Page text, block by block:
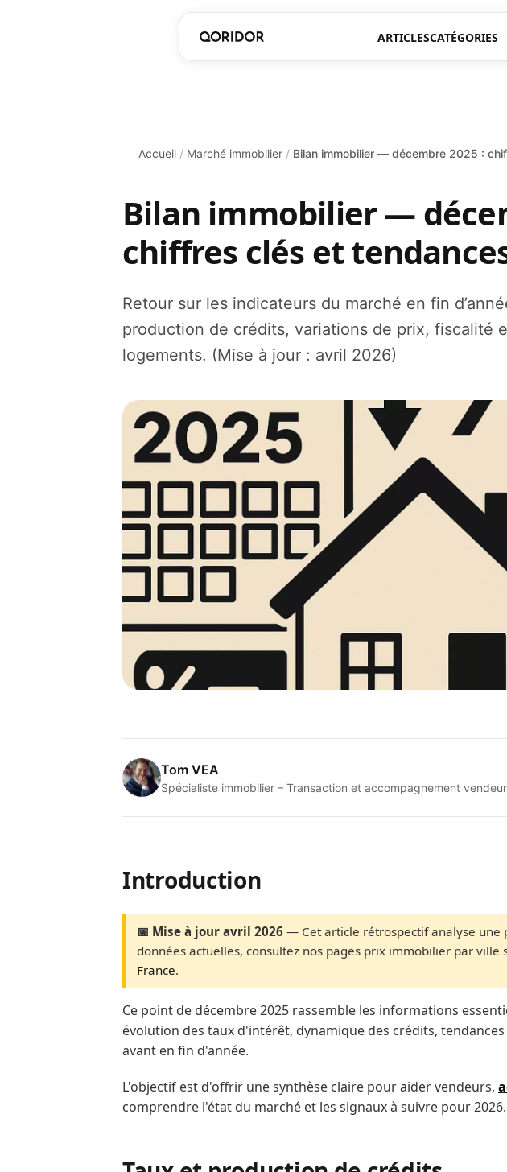
ARTICLESCATÉGORIES
Accueil / Marché immobilier / Bilan immobilier — décembre 2025 :
Bilan immobilier —
chiffres clés et
Retour sur les indicateurs du marché en fin
production de crédits, variations de prix, fiscalité
logements. (Mise à jour : avril 2026)
Tom VEA
Spécialiste immobilier – Transaction et accompagnement vendeur
Introduction
📅 Mise à jour avril 2026 — Cet article rétrospectif analyse une
données actuelles, consultez nos pages prix immobilier par ville
France.
Ce point de décembre 2025 rassemble les informations
évolution des taux d'intérêt, dynamique des crédits,
avant en fin d'année.
L'objectif est d'offrir une synthèse claire pour aider vendeurs,
comprendre l'état du marché et les signaux à suivre pour 2026.